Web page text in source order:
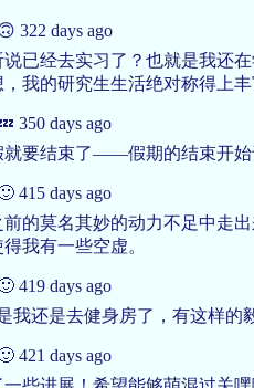
322 days ago
已经去实习了？也就是我还
我的研究生生活绝对称得上丰
350 days ago
就要结束了——假期的结束开始
415 days ago
前的莫名其妙的动力不足中走
我有一些空虚。
419 days ago
我还是去健身房了，有这样的
421 days ago